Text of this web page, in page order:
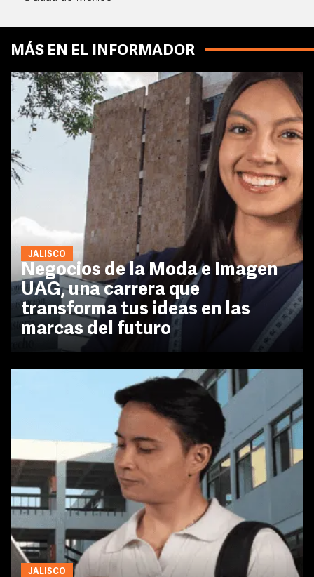
MÁS EN EL INFORMADOR
JALISCO
Negocios de la Moda e Imagen
UAG, una carrera que
transforma tus ideas en las
marcas del futuro
JALISCO